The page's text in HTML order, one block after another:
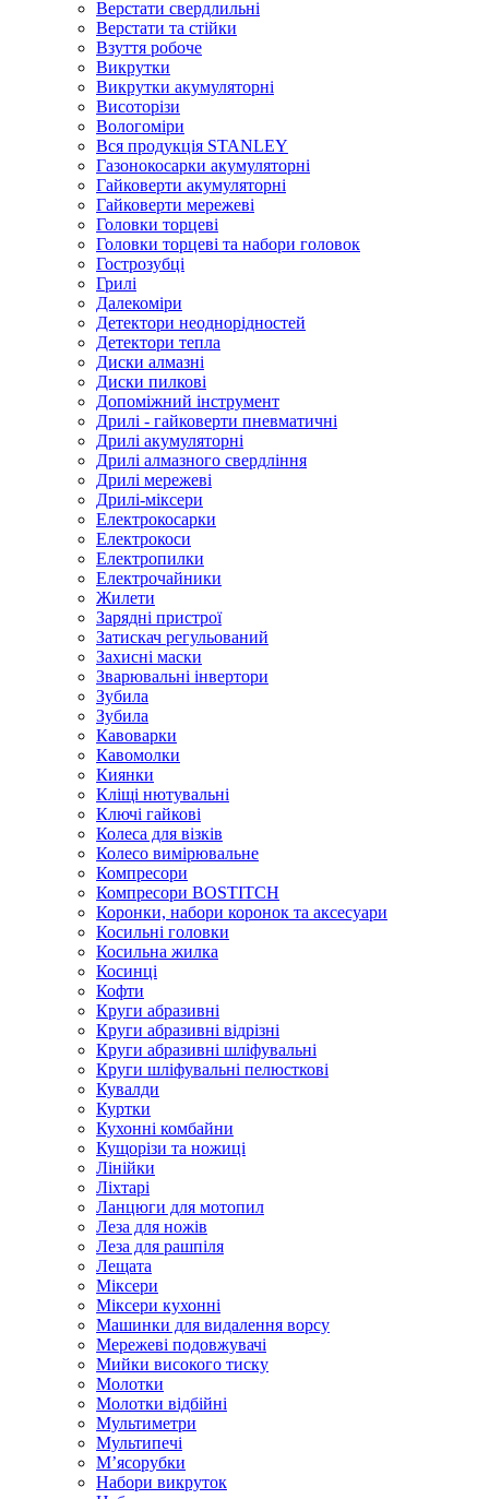
Верстати свердлильні
Верстати та стійки
Взуття робоче
Викрутки
Викрутки акумуляторні
Висоторізи
Вологоміри
Вся продукція STANLEY
Газонокосарки акумуляторні
Гайковерти акумуляторні
Гайковерти мережеві
Головки торцеві
Головки торцеві та набори головок
Гострозубці
Грилі
Далекоміри
Детектори неоднорідностей
Детектори тепла
Диски алмазні
Диски пилкові
Допоміжний інструмент
Дрилі - гайковерти пневматичні
Дрилі акумуляторні
Дрилі алмазного свердління
Дрилі мережеві
Дрилі-міксери
Електрокосарки
Електрокоси
Електропилки
Електрочайники
Жилети
Зарядні пристрої
Затискач регульований
Захисні маски
Зварювальні інвертори
Зубила
Зубила
Кавоварки
Кавомолки
Киянки
Кліщі нютувальні
Ключі гайкові
Колеса для візків
Колесо вимірювальне
Компресори
Компресори BOSTITCH
Коронки, набори коронок та аксесуари
Косильні головки
Косильна жилка
Косинці
Кофти
Круги абразивні
Круги абразивні відрізні
Круги абразивні шліфувальні
Круги шліфувальні пелюсткові
Кувалди
Куртки
Кухонні комбайни
Кущорізи та ножиці
Лінійки
Ліхтарі
Ланцюги для мотопил
Леза для ножів
Леза для рашпіля
Лещата
Міксери
Міксери кухонні
Машинки для видалення ворсу
Мережеві подовжувачі
Мийки високого тиску
Молотки
Молотки відбійні
Мультиметри
Мультипечі
М’ясорубки
Набори викруток